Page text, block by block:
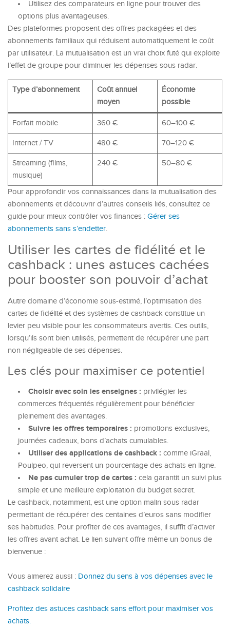
Utilisez des comparateurs en ligne pour trouver des
options plus avantageuses.
Des plateformes proposent des offres packagées et des
abonnements familiaux qui réduisent automatiquement le coût
par utilisateur. La mutualisation est un vrai choix futé qui exploite
l’effet de groupe pour diminuer les dépenses sous radar.
Type d’abonnement
Coût annuel
moyen
Économie
possible
Forfait mobile 360 € 60–100 €
Internet / TV 480 € 70–120 €
Streaming (films,
musique)
240 € 50–80 €
Pour approfondir vos connaissances dans la mutualisation des
abonnements et découvrir d’autres conseils liés, consultez ce
guide pour mieux contrôler vos finances : Gérer ses
abonnements sans s’endetter.
Utiliser les cartes de fidélité et le
cashback : unes astuces cachées
pour booster son pouvoir d’achat
Autre domaine d’économie sous-estimé, l’optimisation des
cartes de fidélité et des systèmes de cashback constitue un
levier peu visible pour les consommateurs avertis. Ces outils,
lorsqu’ils sont bien utilisés, permettent de récupérer une part
non négligeable de ses dépenses.
Les clés pour maximiser ce potentiel
Choisir avec soin les enseignes : privilégier les
commerces fréquentés régulièrement pour bénéficier
pleinement des avantages.
Suivre les offres temporaires : promotions exclusives,
journées cadeaux, bons d’achats cumulables.
Utiliser des applications de cashback : comme iGraal,
Poulpeo, qui reversent un pourcentage des achats en ligne.
Ne pas cumuler trop de cartes : cela garantit un suivi plus
simple et une meilleure exploitation du budget secret.
Le cashback, notamment, est une option malin sous radar
permettant de récupérer des centaines d’euros sans modifier
ses habitudes. Pour profiter de ces avantages, il suffit d’activer
les offres avant achat. Le lien suivant offre même un bonus de
bienvenue :
Vous aimerez aussi : Donnez du sens à vos dépenses avec le
cashback solidaire
Profitez des astuces cashback sans effort pour maximiser vos
achats.